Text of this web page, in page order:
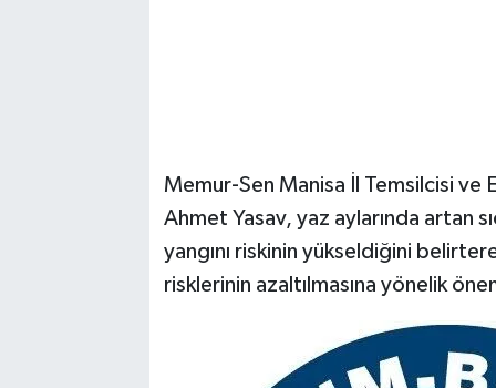
Memur-Sen Manisa İl Temsilcisi ve
Ahmet Yasav, yaz aylarında artan
yangını riskinin yükseldiğini
risklerinin azaltılmasına yönelik